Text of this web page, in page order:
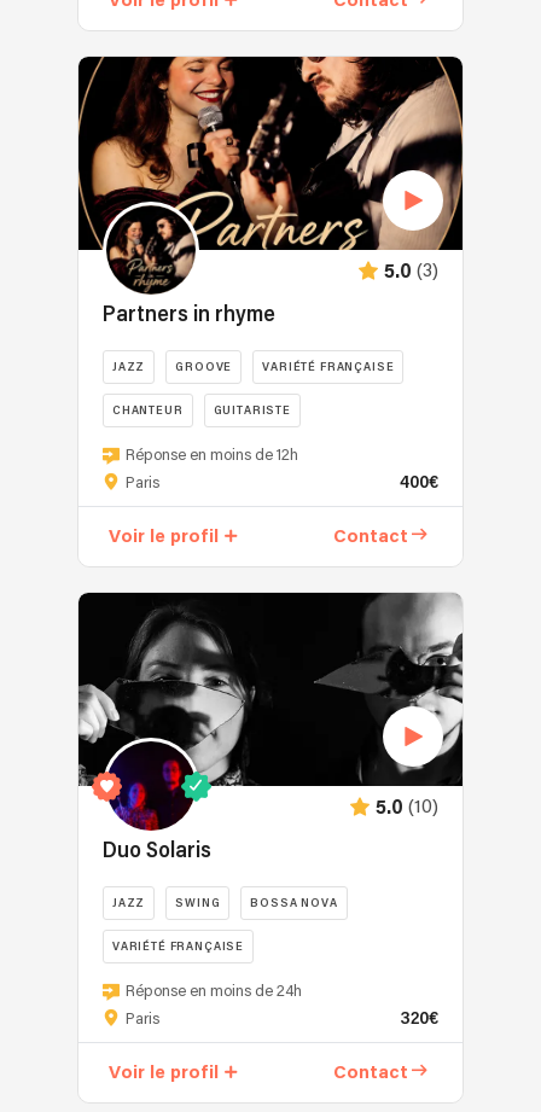
5.0 (3)
Partners in rhyme
JAZZ GROOVE VARIÉTÉ FRANÇAISE
CHANTEUR GUITARISTE
Réponse en moins de 12h
Paris
400€
Voir le profil Contact
5.0 (10)
Duo Solaris
JAZZ SWING BOSSA NOVA
VARIÉTÉ FRANÇAISE
Réponse en moins de 24h
Paris
320€
Voir le profil Contact